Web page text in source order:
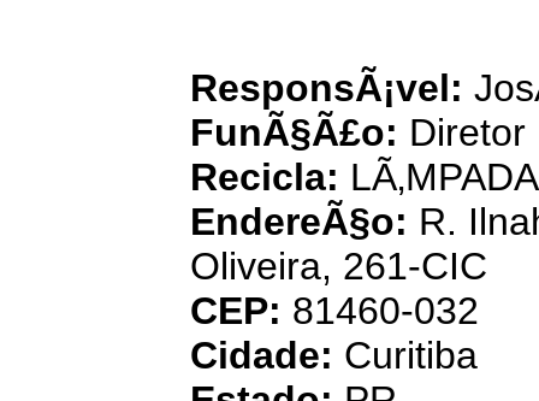
ResponsÃ¡vel:
FunÃ§Ã£o: Diretor
Recicla:
EndereÃ§o: R.
Oliveira, 261-CIC
CEP: 81460-032
Cidade: Curitiba